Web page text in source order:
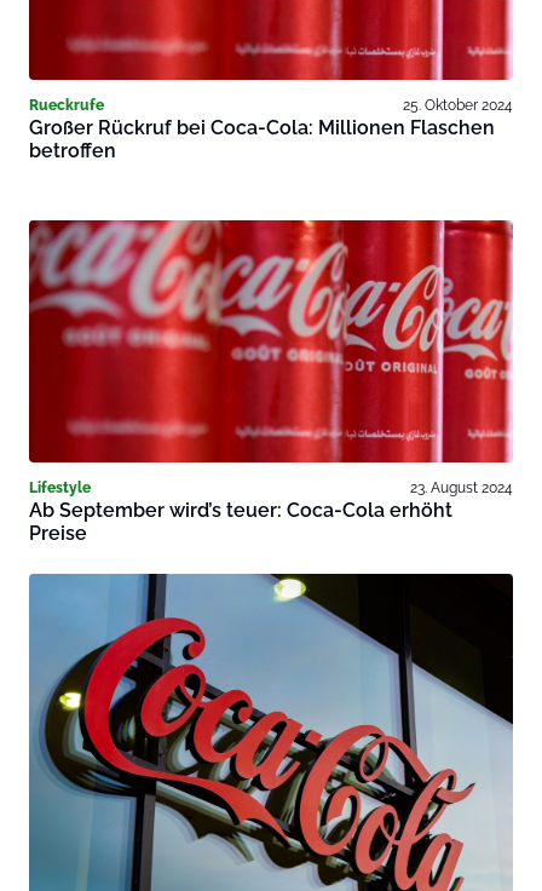
Rueckrufe 25. Oktober 2024
Großer Rückruf bei Coca-Cola: Millionen Flaschen
betroffen
Lifestyle 23. August 2024
Ab September wird’s teuer: Coca-Cola erhöht
Preise